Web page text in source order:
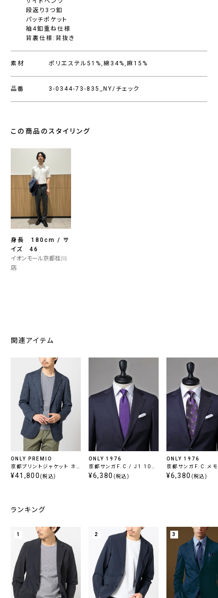
段返り3つ釦
パッチポケット
袖4釦重ね仕様
背裏仕様:背抜き
素材 ポリエステル51%,綿34%,麻15%
品番 3-0344-73-835_NY/チェック
この商品のスタイリング
身長 180cm / サ
イズ 46
イオンモール京都桂川
店
関連アイテム
ONLY PREMIO
京都プリントジャケット ネ
イビー
¥41,800 (税込)
ONLY 1976
京都サンガF.C / J1 100
年構想リーグネクタイ
¥6,380 (税込)
ONLY 1976
京都サンガF.C.メ
クレストタイ
¥6,380 (税込)
ランキング
1 2 3